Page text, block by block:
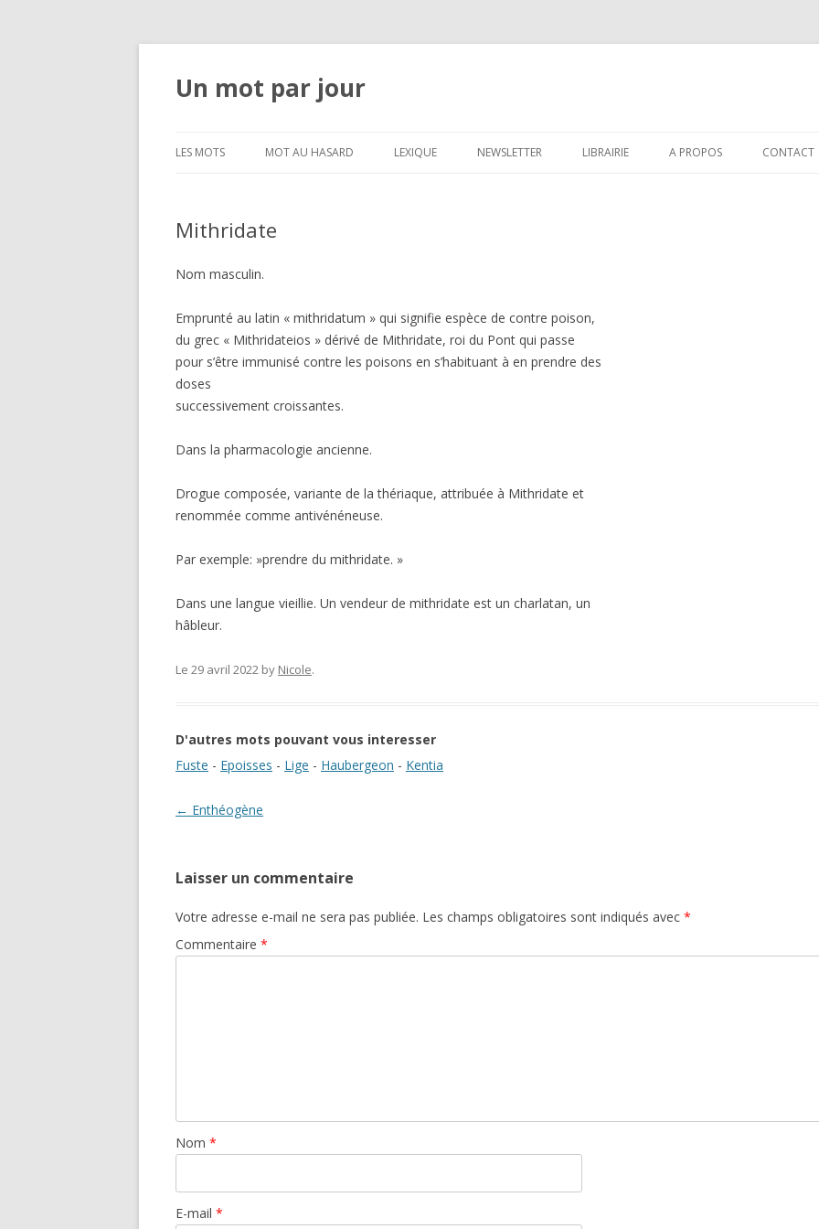
Un mot par jour
LES MOTS MOT AU HASARD LEXIQUE NEWSLETTER LIBRAIRIE A PROPOS CONTACT
Mithridate
Nom masculin.
Emprunté au latin « mithridatum » qui signifie espèce de contre poison,
du grec « Mithridateios » dérivé de Mithridate, roi du Pont qui passe
pour s’être immunisé contre les poisons en s’habituant à en prendre des
doses
successivement croissantes.
Dans la pharmacologie ancienne.
Drogue composée, variante de la thériaque, attribuée à Mithridate et
renommée comme antivénéneuse.
Par exemple: »prendre du mithridate. »
Dans une langue vieillie. Un vendeur de mithridate est un charlatan, un
hâbleur.
Le 29 avril 2022 by Nicole.
D'autres mots pouvant vous interesser
Fuste - Epoisses - Lige - Haubergeon - Kentia
Navigation des articles
← Enthéogène
Laisser un commentaire
Votre adresse e-mail ne sera pas publiée. Les champs obligatoires sont indiqués avec *
Commentaire *
Nom *
E-mail *